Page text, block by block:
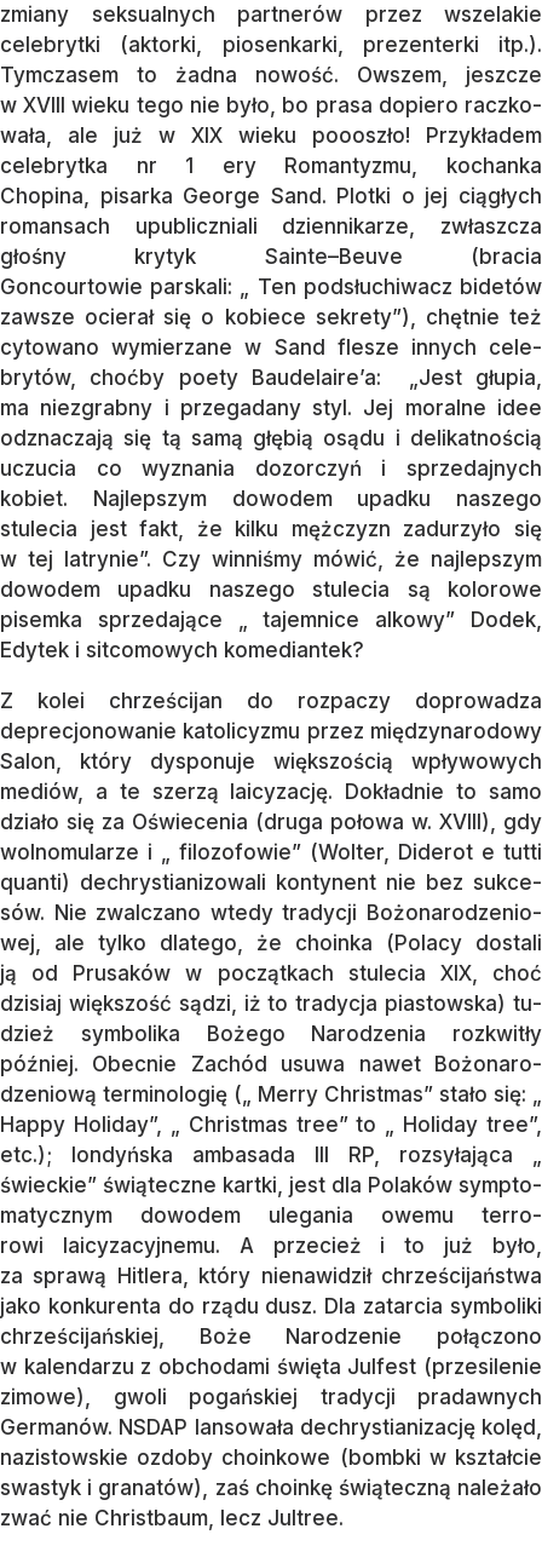
zmiany seksualnych partnerów przez wszelakie
celebrytki (aktorki, pio­sen­­karki, prezenterki itp.).
Tymczasem to żad­na nowość. Owszem, jeszcze
w XVIII wie­ku tego nie było, bo prasa dopiero racz­ko­
wała, ale już w XIX wieku poooszło! Przy­kła­dem
celebrytka nr 1 ery Ro­mantyzmu, ko­­chan­ka
Chopina, pi­sarka George Sand. Plotki o jej ciągłych
romansach upublicz­nia­li dzien­­ni­ka­rze, zwłaszcza
głośny kry­tyk Sain­te–Beuve (bra­cia
Goncourtowie pars­kali: „ Ten pod­słuchiwacz bidetów
zawsze ocierał się o ko­biece sekrety”), chętnie też
cytowano wymierzane w Sand flesze in­nych cele­
brytów, choćby poety Baude­lai­re’a: „Jest głupia,
ma niezgrabny i prze­ga­dany styl. Jej moralne idee
odznaczają się tą samą głębią osądu i delikatnością
uczucia co wyznania dozorczyń i sprze­daj­nych
kobiet. Najlepszym dowodem upadku naszego
stulecia jest fakt, że kilku męż­czyzn zadurzyło się
w tej latrynie”. Czy winniśmy mówić, że najlepszym
dowo­dem upad­ku naszego stulecia są kolorowe
pisemka sprzedające „ tajemnice alkowy” Dodek,
Edy­tek i sitcomowych komediantek?
Z kolei chrześcijan do rozpaczy dopro­wa­dza
deprecjonowanie katolicyzmu przez międzynarodowy
Salon, który dysponuje większością wpływowych
mediów, a te sze­rzą laicyzację. Dokładnie to samo
działo się za Oświecenia (druga połowa w. XVIII), gdy
wolnomularze i „ filozo­fo­wie” (Wol­ter, Diderot e tutti
quanti) de­chrys­tiani­zo­wa­li kontynent nie bez suk­ce­
sów. Nie zwal­czano wtedy tradycji Bożonaro­dze­nio­
wej, ale tylko dlatego, że choinka (Polacy do­stali
ją od Prusaków w początkach stulecia XIX, choć
dzisiaj więk­szość sądzi, iż to tradycja piastowska) tu­
dzież symbolika Bo­żego Narodzenia rozkwitły
później. Obec­nie Za­chód usuwa nawet Bo­żo­­na­ro­
dzenio­wą terminologię („ Merry Christmas” sta­ło się: „
Hap­py Holiday”, „ Christmas tree” to „ Ho­­liday tree”,
etc.); londyńska amba­sa­da III RP, rozsyłająca „
świeckie” świą­tecz­ne kartki, jest dla Polaków sym­pto­
ma­tycznym dowodem ulegania owemu ter­ro­
rowi laicyzacyjnemu. A przecież i to już by­ło,
za sprawą Hitlera, który nie­na­widził chrześcijaństwa
jako konkurenta do rządu dusz. Dla zatarcia symboliki
chrześci­jańs­kiej, Boże Narodzenie połączono
w kalen­da­rzu z obchodami święta Julfest (prze­si­le­nie
zimowe), gwoli po­gań­s­kiej tradycji pra­daw­nych
Germanów. NSDAP lan­so­wa­ła de­chrystianizację kolęd,
nazistowskie oz­do­by choin­ko­we (bombki w kształcie
swas­tyk i gra­na­tów), zaś choinkę świą­teczną nale­ża­ło
zwać nie Christbaum, lecz Jultree.